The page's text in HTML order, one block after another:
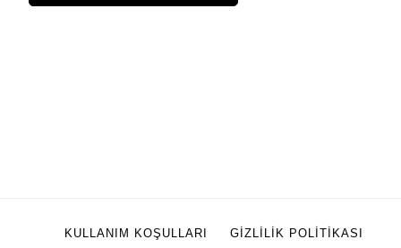
KULLANIM KOŞULLARI GIZLILIK POLITIKASI